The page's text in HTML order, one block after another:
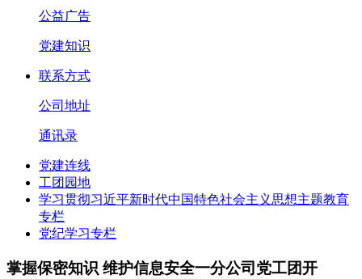
公益广告
党建知识
联系方式
公司地址
通讯录
党建连线
工团园地
学习贯彻习近平新时代中国特色社会主义思想主题教育
专栏
党纪学习专栏
掌握保密知识 维护信息安全一分公司党工团开